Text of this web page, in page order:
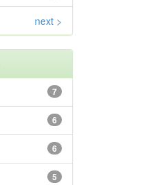
next >
7
6
6
5